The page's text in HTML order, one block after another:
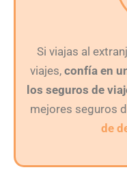
Si viajas al
viajes, confía en
los seguros de
mejores seguros
de